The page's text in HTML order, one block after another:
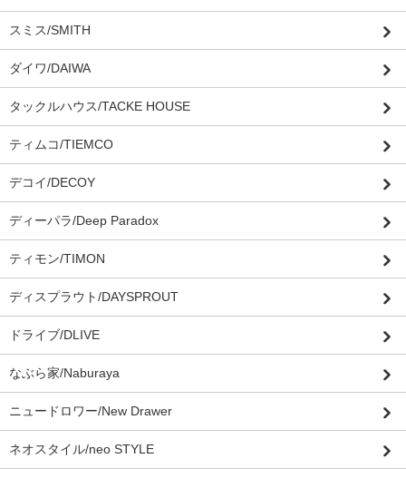
スミス/SMITH
ダイワ/DAIWA
タックルハウス/TACKE HOUSE
ティムコ/TIEMCO
デコイ/DECOY
ディーパラ/Deep Paradox
ティモン/TIMON
ディスプラウト/DAYSPROUT
ドライブ/DLIVE
なぶら家/Naburaya
ニュードロワー/New Drawer
ネオスタイル/neo STYLE